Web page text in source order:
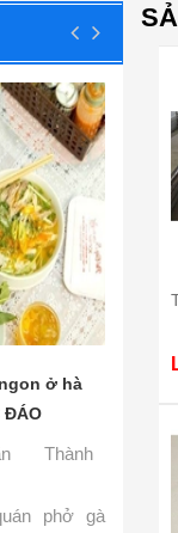
ở hà
ĐÁO
Thành
phở gà